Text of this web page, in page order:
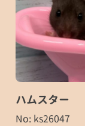
ハムスター
No: ks26047